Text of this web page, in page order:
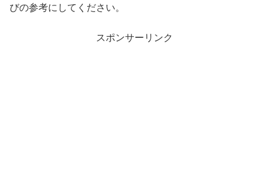
びの参考にしてください。
スポンサーリンク